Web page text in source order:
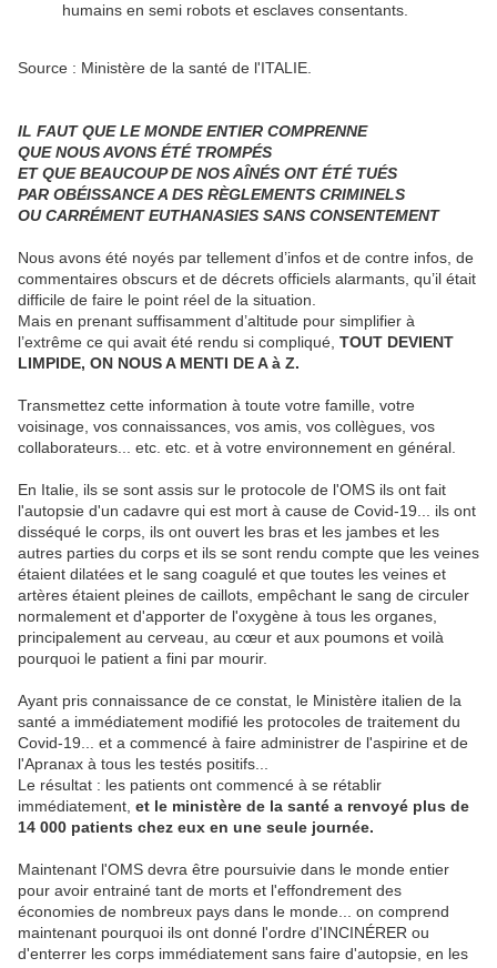
humains en semi robots et esclaves consentants.
Source : Ministère de la santé de l'ITALIE.
IL FAUT QUE LE MONDE ENTIER COMPRENNE
QUE NOUS AVONS ÉTÉ TROMPÉS
ET QUE BEAUCOUP DE NOS AÎNÉS ONT ÉTÉ TUÉS
PAR OBÉISSANCE A DES RÈGLEMENTS CRIMINELS
OU CARRÉMENT EUTHANASIES SANS CONSENTEMENT
Nous avons été noyés par tellement d’infos et de contre infos, de
commentaires obscurs et de décrets officiels alarmants, qu’il était
difficile de faire le point réel de la situation.
Mais en prenant suffisamment d’altitude pour simplifier à
l’extrême ce qui avait été rendu si compliqué, TOUT DEVIENT
LIMPIDE, ON NOUS A MENTI DE A à Z.
Transmettez cette information à toute votre famille, votre
voisinage, vos connaissances, vos amis, vos collègues, vos
collaborateurs... etc. etc. et à votre environnement en général.
En Italie, ils se sont assis sur le protocole de l'OMS ils ont fait
l'autopsie d'un cadavre qui est mort à cause de Covid-19... ils ont
disséqué le corps, ils ont ouvert les bras et les jambes et les
autres parties du corps et ils se sont rendu compte que les veines
étaient dilatées et le sang coagulé et que toutes les veines et
artères étaient pleines de caillots, empêchant le sang de circuler
normalement et d'apporter de l'oxygène à tous les organes,
principalement au cerveau, au cœur et aux poumons et voilà
pourquoi le patient a fini par mourir.
Ayant pris connaissance de ce constat, le Ministère italien de la
santé a immédiatement modifié les protocoles de traitement du
Covid-19... et a commencé à faire administrer de l'aspirine et de
l'Apranax à tous les testés positifs...
Le résultat : les patients ont commencé à se rétablir
immédiatement, et le ministère de la santé a renvoyé plus de
14 000 patients chez eux en une seule journée.
Maintenant l'OMS devra être poursuivie dans le monde entier
pour avoir entrainé tant de morts et l'effondrement des
économies de nombreux pays dans le monde... on comprend
maintenant pourquoi ils ont donné l'ordre d'INCINÉRER ou
d'enterrer les corps immédiatement sans faire d'autopsie, en les